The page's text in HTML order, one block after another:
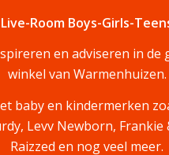
Live-Room Boys-Girls-
en adviseren in de
winkel van Warmenhuizen.
baby en kindermerken
Levv Newborn,
Raizzed en nog veel meer.